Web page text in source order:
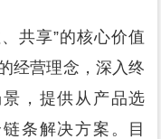
共享”的核心价值
经营理念，深入终
，提供从产品选
条解决方案。目